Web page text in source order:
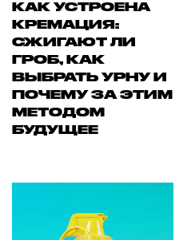
КАК УСТРОЕНА
КРЕМАЦИЯ:
СЖИГАЮТ ЛИ
ГРОБ, КАК
ВЫБРАТЬ УРНУ И
ПОЧЕМУ ЗА ЭТИМ
МЕТОДОМ
БУДУЩЕЕ